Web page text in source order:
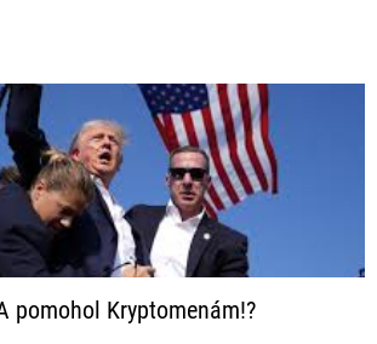
pomohol Kryptomenám!?